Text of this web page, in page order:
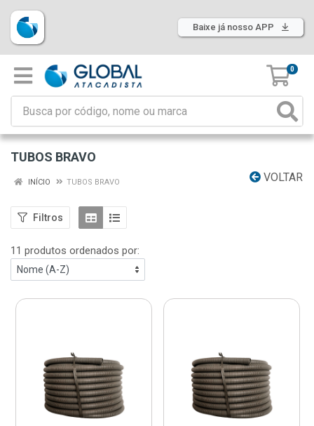
Baixe já nosso APP
0
TUBOS BRAVO
VOLTAR
INÍCIO TUBOS BRAVO
Filtros
11 produtos ordenados por: